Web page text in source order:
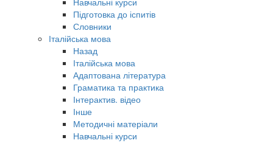
Підготовка до іспитів
Словники
Італійська мова
Назад
Італійська мова
Адаптована література
Граматика та практика
Інтерактив. відео
Інше
Методичні матеріали
Навчальні курси